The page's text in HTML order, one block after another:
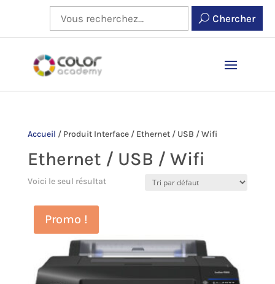
Chercher
Accueil / Produit Interface/ Ethernet / USB / Wifi
Ethernet / USB / Wifi
Voici le seul résultat
Promo !